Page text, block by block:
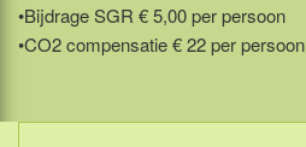
•Bijdrage SGR € 5,00 per persoon
•CO2 compensatie € 22 per persoon